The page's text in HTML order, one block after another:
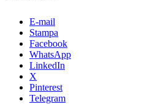
E-mail
Stampa
Facebook
WhatsApp
LinkedIn
X
Pinterest
Telegram